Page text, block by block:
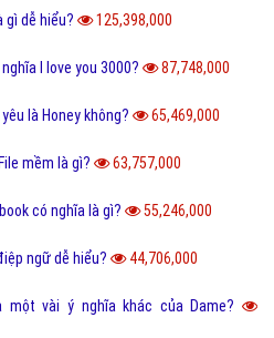
gì dễ hiểu? 125,398,000
I love you 3000? 87,748,000
là Honey không? 65,469,000
mềm là gì? 63,757,000
có nghĩa là gì? 55,246,000
ngữ dễ hiểu? 44,706,000
một vài ý nghĩa khác của Dame?